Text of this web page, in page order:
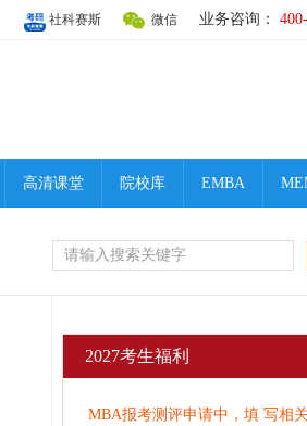
业务咨询：
微信
社科赛斯
高清课堂 院校库 EMBA
2027考生福利
MBA报考测评申请中，填 写相